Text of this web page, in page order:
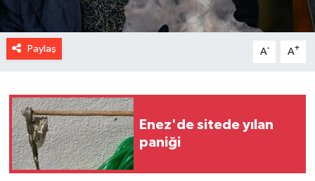
Paylaş A- A+
Enez'de sitede yılan
paniği